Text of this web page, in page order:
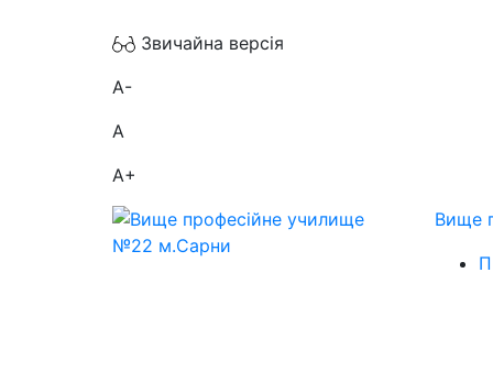
Звичайна версія
A-
A
A+
Вище